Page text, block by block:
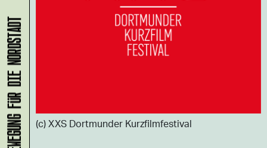
(c) XXS Dortmunder Kurzfilmfestival